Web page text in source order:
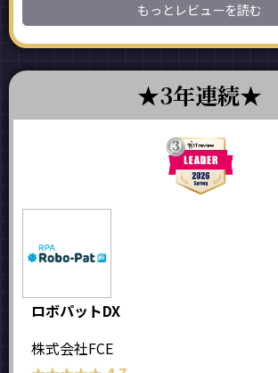
もっとレビューを読む
3年連続
ロボパットDX
株式会社FCE